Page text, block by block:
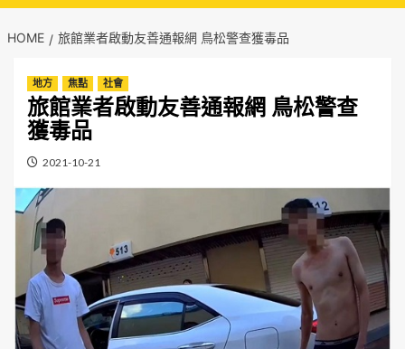
HOME 旅館業者啟動友善通報網 鳥松警查獲毒品
地方 焦點 社會
旅館業者啟動友善通報網 鳥松警查
獲毒品
2021-10-21